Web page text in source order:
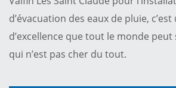
d’évacuation des eaux de pluie,
d’excellence que tout le monde
qui n’est pas cher du tout.